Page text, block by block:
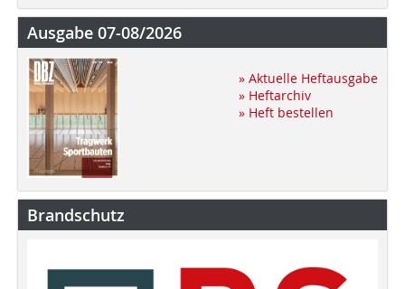
Ausgabe 07-08/2026
» Aktuelle Heftausgabe
» Heftarchiv
» Heft bestellen
Brandschutz